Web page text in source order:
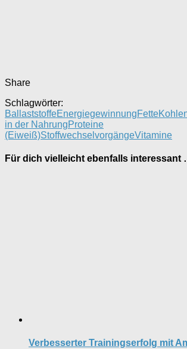
Share
Schlagwörter:
BallaststoffeEnergiegewinnungFette
in der NahrungProteine
(Eiweiß)StoffwechselvorgängeVitamine
Für dich vielleicht ebenfalls interessant
Verbesserter Trainingserfolg mit